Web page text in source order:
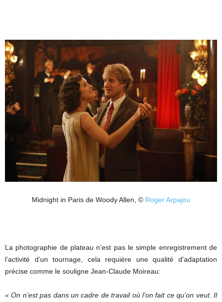
Midnight in Paris de Woody Allen, © Roger Arpajou
La photographie de plateau n’est pas le simple enregistrement de
l’activité d’un tournage, cela requière une qualité d’adaptation
précise comme le souligne Jean-Claude Moireau:
« On n’est pas dans un cadre de travail où l’on fait ce qu’on veut. Il